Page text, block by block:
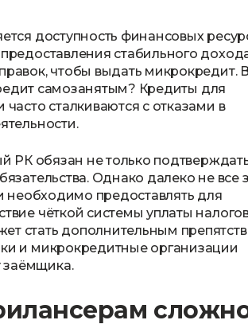
доступность финансовых
стабильного
чтобы выдать микрокредит. В
самозанятым? Кредиты для
сталкиваются с отказами в
РК обязан не только
Однако далеко не все
необходимо предоставлять для
чёткой системы уплаты
стать дополнительным
и микрокредитные организации
заёмщика.